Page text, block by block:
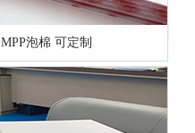
MPP泡棉 可定制